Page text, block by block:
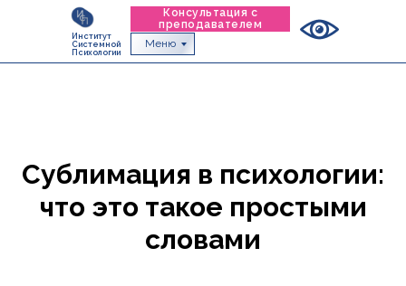
Институт
Системной
Психологии
Консультация с
преподавателем
Меню
Сублимация в психологии:
что это такое простыми
словами